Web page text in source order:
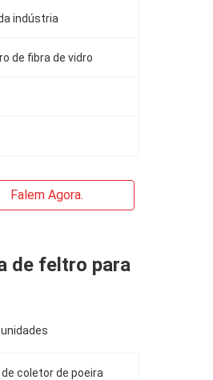
indústria
de fibra de vidro
Falem Agora.
de feltro para
coletor de poeira